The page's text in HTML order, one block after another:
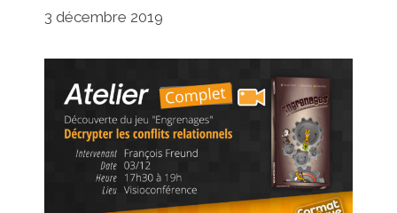
3 décembre 2019